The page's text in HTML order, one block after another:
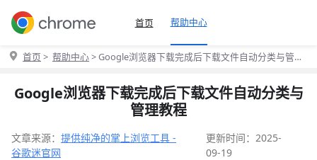
首页 帮助中心
首页 > 帮助中心> Google浏览器下载完成后下载文件自动分类与管理
Google浏览器下载完成后下载文件自动分类与
管理教程
文章来源： 提供纯净的掌上浏览工具 -
谷歌迷官网
更新时间：2025-
09-19